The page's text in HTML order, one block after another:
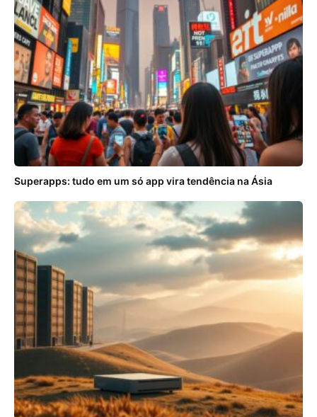
Superapps: tudo em um só app vira tendência na Ásia